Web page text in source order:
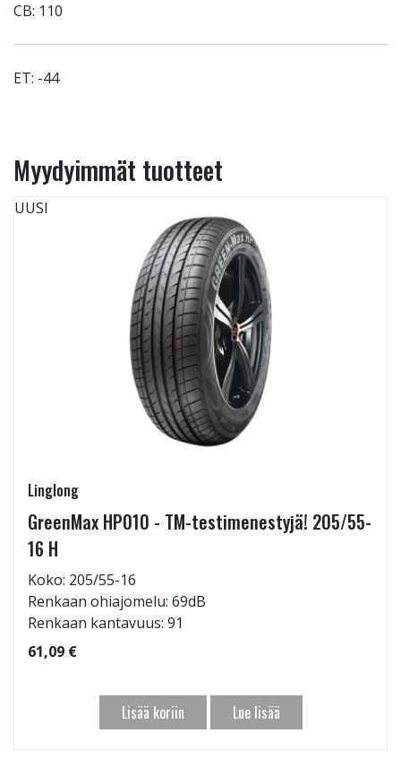
CB: 110
ET: -44
Myydyimmät tuotteet
UUSI
Linglong
GreenMax HP010 - TM-testimenestyjä! 205/55-
16 H
Koko: 205/55-16
Renkaan ohiajomelu: 69dB
Renkaan kantavuus: 91
61,09 €
Lisää koriin Lue lisää